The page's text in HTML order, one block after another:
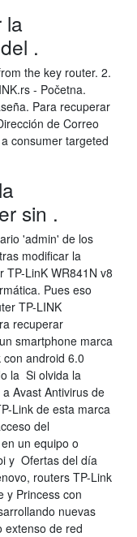
la
.
the key router. 2.
- Početna.
Para recuperar
de Correo
consumer targeted
sin .
'admin' de los
modificar la
LinK WR841N v8
Pues eso
TP-LINK
recuperar
smartphone marca
android 6.0
la Si olvida la
Avast Antivirus de
Link de esta marca
del
un equipo o
y Ofertas del día
routers TP-Link
y Princess con
nuevas
extenso de red